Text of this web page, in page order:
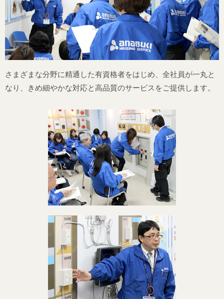
さまざまな分野に精通した有資格者をはじめ、全社員が一丸と
なり、きめ細やかな対応と高品質のサービスをご提供します。